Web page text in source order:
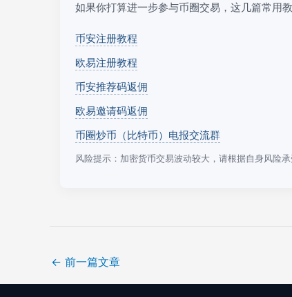
如果你打算进一步参与币圈交易，这几篇常用
币安注册教程
欧易注册教程
币安推荐码返佣
欧易邀请码返佣
币圈炒币（比特币）电报交流群
风险提示：加密货币交易波动较大，请根据自身风险承
← 前一篇文章